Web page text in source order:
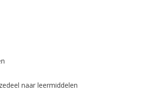
naar leermiddelen